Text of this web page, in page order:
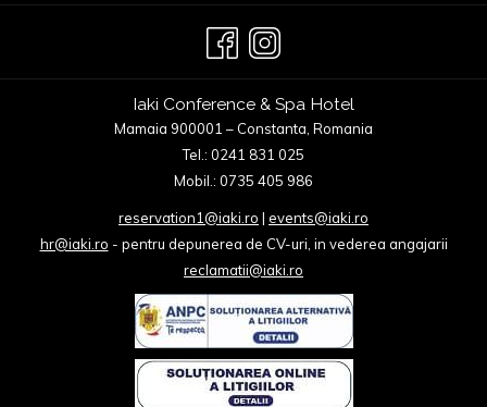
Iaki Conference & Spa Hotel
Mamaia 900001 – Constanta, Romania
Tel.: 0241 831 025
Mobil.: 0735 405 986
reservation1@iaki.ro | events@iaki.ro
hr@iaki.ro - pentru depunerea de CV-uri, in vederea angajarii
reclamatii@iaki.ro